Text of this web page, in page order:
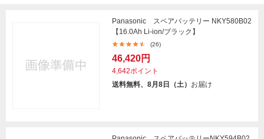
Panasonic スペアバッテリー NKY580B02
【16.0Ah Li-ion/ブラック】
(26)
46,420円
4,642ポイント
送料無料、8月8日（土） お届け